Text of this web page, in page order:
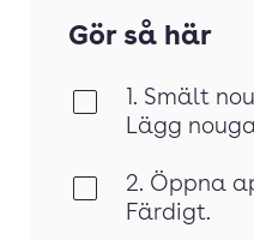
Gör så här
1. Smält
Lägg
2. Öppna
Färdigt.